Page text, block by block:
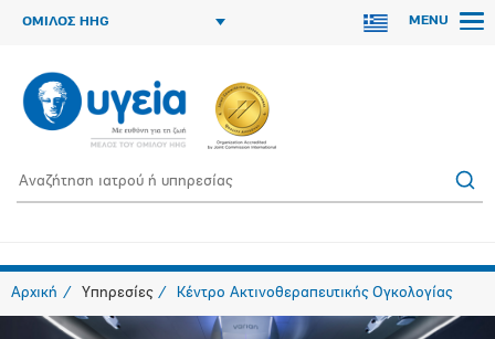
ΟΜΙΛΟΣ HHG MENU
Αρχική Υπηρεσίες Κέντρο Ακτινοθεραπευτικής Ογκολογίας